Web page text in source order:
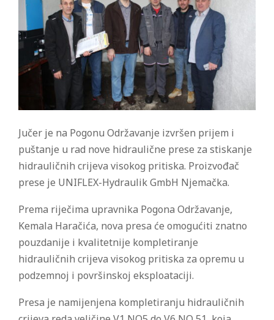
Jučer je na Pogonu Održavanje izvršen prijem i
puštanje u rad nove hidraulične prese za stiskanje
hidrauličnih crijeva visokog pritiska. Proizvođač
prese je UNIFLEX-Hydraulik GmbH Njemačka.
Prema riječima upravnika Pogona Održavanje,
Kemala Haračića, nova presa će omogućiti znatno
pouzdanije i kvalitetnije kompletiranje
hidrauličnih crijeva visokog pritiska za opremu u
podzemnoj i površinskoj eksploataciji.
Presa je namijenjena kompletiranju hidrauličnih